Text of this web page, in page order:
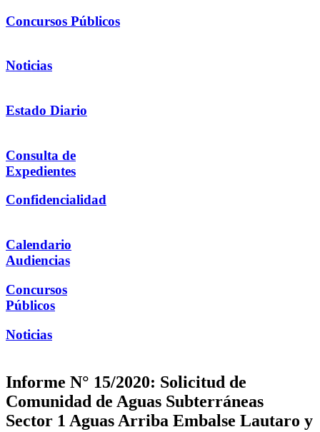
Concursos Públicos
Noticias
Estado Diario
Consulta de
Expedientes
Confidencialidad
Calendario
Audiencias
Concursos
Públicos
Noticias
Informe N° 15/2020: Solicitud de
Comunidad de Aguas Subterráneas
Sector 1 Aguas Arriba Embalse Lautaro y